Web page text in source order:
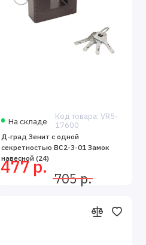
На складе
Код товара: VR5-
17600
Д-град Зенит с одной
секретностью ВС2-3-01 Замок
навесной (24)
477 р.
705 р.